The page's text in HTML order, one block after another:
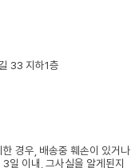
33 지하1층
경우, 배송중 훼손이 있거나
일 이내, 그사실을 알게된지